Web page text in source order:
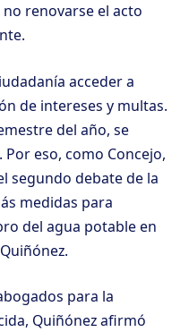
renovarse el acto
acceder a
de intereses y multas.
del año, se
eso, como Concejo,
segundo debate de la
medidas para
del agua potable en
para la
Quiñónez afirmó